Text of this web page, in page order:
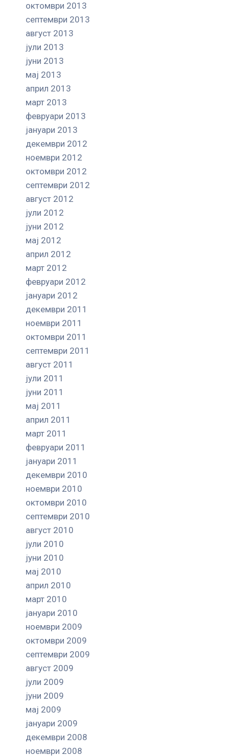
октомври 2013
септември 2013
август 2013
јули 2013
јуни 2013
мај 2013
април 2013
март 2013
февруари 2013
јануари 2013
декември 2012
ноември 2012
октомври 2012
септември 2012
август 2012
јули 2012
јуни 2012
мај 2012
април 2012
март 2012
февруари 2012
јануари 2012
декември 2011
ноември 2011
октомври 2011
септември 2011
август 2011
јули 2011
јуни 2011
мај 2011
април 2011
март 2011
февруари 2011
јануари 2011
декември 2010
ноември 2010
октомври 2010
септември 2010
август 2010
јули 2010
јуни 2010
мај 2010
април 2010
март 2010
јануари 2010
ноември 2009
октомври 2009
септември 2009
август 2009
јули 2009
јуни 2009
мај 2009
јануари 2009
декември 2008
ноември 2008